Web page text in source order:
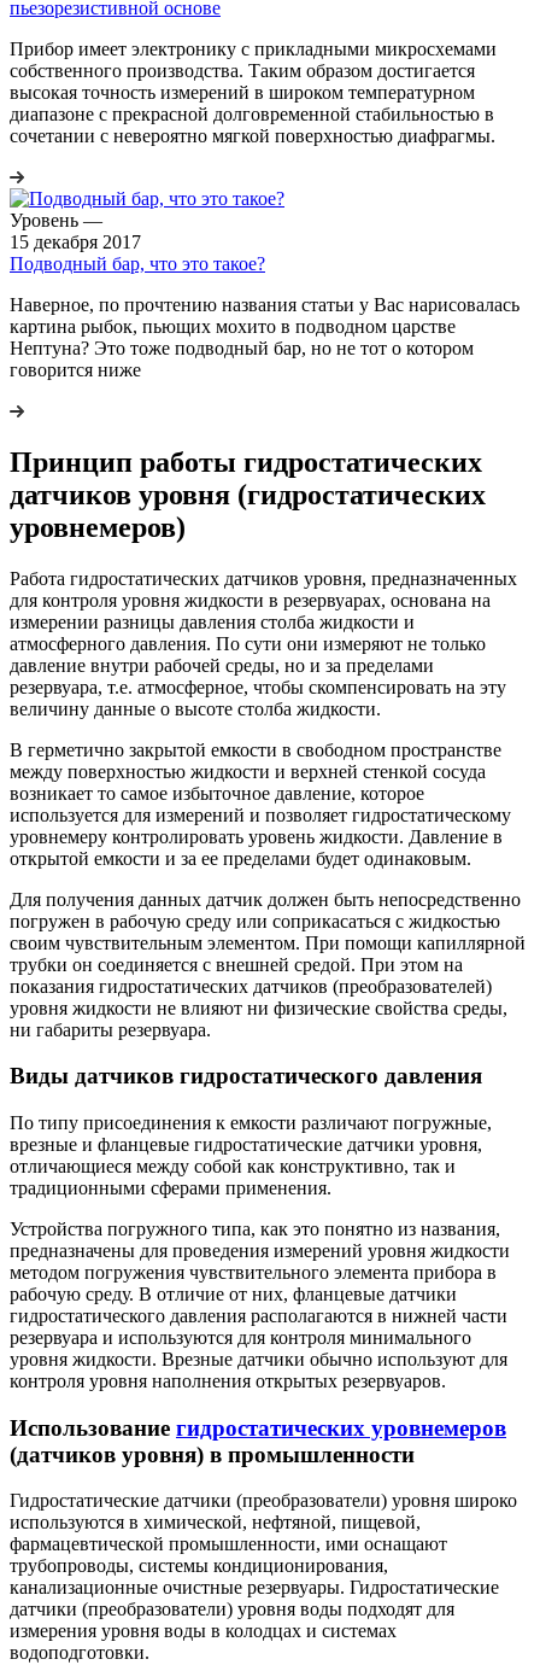
пьезорезистивной основе
Прибор имеет электронику с прикладными микросхемами
собственного производства. Таким образом достигается
высокая точность измерений в широком температурном
диапазоне с прекрасной долговременной стабильностью в
сочетании с невероятно мягкой поверхностью диафрагмы.
Уровень —
15 декабря 2017
Подводный бар, что это такое?
Наверное, по прочтению названия статьи у Вас нарисовалась
картина рыбок, пьющих мохито в подводном царстве
Нептуна? Это тоже подводный бар, но не тот о котором
говорится ниже
Принцип работы гидростатических
датчиков уровня (гидростатических
уровнемеров)
Работа гидростатических датчиков уровня, предназначенных
для контроля уровня жидкости в резервуарах, основана на
измерении разницы давления столба жидкости и
атмосферного давления. По сути они измеряют не только
давление внутри рабочей среды, но и за пределами
резервуара, т.е. атмосферное, чтобы скомпенсировать на эту
величину данные о высоте столба жидкости.
В герметично закрытой емкости в свободном пространстве
между поверхностью жидкости и верхней стенкой сосуда
возникает то самое избыточное давление, которое
используется для измерений и позволяет гидростатическому
уровнемеру контролировать уровень жидкости. Давление в
открытой емкости и за ее пределами будет одинаковым.
Для получения данных датчик должен быть непосредственно
погружен в рабочую среду или соприкасаться с жидкостью
своим чувствительным элементом. При помощи капиллярной
трубки он соединяется с внешней средой. При этом на
показания гидростатических датчиков (преобразователей)
уровня жидкости не влияют ни физические свойства среды,
ни габариты резервуара.
Виды датчиков гидростатического давления
По типу присоединения к емкости различают погружные,
врезные и фланцевые гидростатические датчики уровня,
отличающиеся между собой как конструктивно, так и
традиционными сферами применения.
Устройства погружного типа, как это понятно из названия,
предназначены для проведения измерений уровня жидкости
методом погружения чувствительного элемента прибора в
рабочую среду. В отличие от них, фланцевые датчики
гидростатического давления располагаются в нижней части
резервуара и используются для контроля минимального
уровня жидкости. Врезные датчики обычно используют для
контроля уровня наполнения открытых резервуаров.
Использование гидростатических уровнемеров
(датчиков уровня) в промышленности
Гидростатические датчики (преобразователи) уровня широко
используются в химической, нефтяной, пищевой,
фармацевтической промышленности, ими оснащают
трубопроводы, системы кондиционирования,
канализационные очистные резервуары. Гидростатические
датчики (преобразователи) уровня воды подходят для
измерения уровня воды в колодцах и системах
водоподготовки.